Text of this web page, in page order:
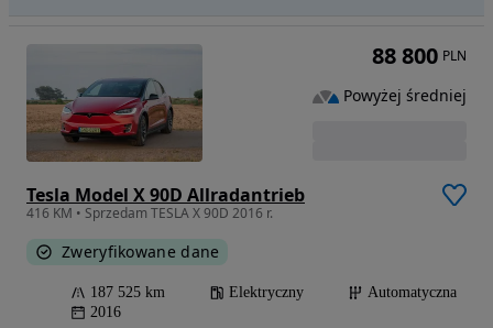
Tesla Model X 90D Allradantrieb
416 KM • Sprzedam TESLA X 90D 2016 r.
Zweryfikowane dane
187 525 km Elektryczny
Automatyczna
2016
88 800 PLN
Powyżej średniej